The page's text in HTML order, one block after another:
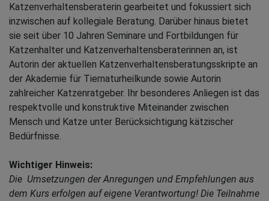
Katzenverhaltensberaterin gearbeitet und fokussiert sich
inzwischen auf kollegiale Beratung. Darüber hinaus bietet
sie seit über 10 Jahren Seminare und Fortbildungen für
Katzenhalter und Katzenverhaltensberaterinnen an, ist
Autorin der aktuellen Katzenverhaltensberatungsskripte an
der Akademie für Tiernaturheilkunde sowie Autorin
zahlreicher Katzenratgeber. Ihr besonderes Anliegen ist das
respektvolle und konstruktive Miteinander zwischen
Mensch und Katze unter Berücksichtigung kätzischer
Bedürfnisse.
Wichtiger Hinweis:
Die Umsetzungen der Anregungen und Empfehlungen aus
dem Kurs erfolgen auf eigene Verantwortung! Die Teilnahme